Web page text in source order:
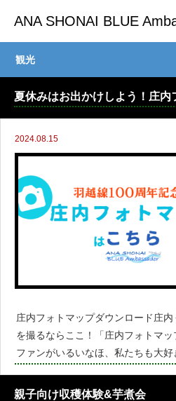
ANA SHONAI BLUE
観光
夏休みはお出かけしよう！庄内
2024.08.15
庄内フォトマップダウンロード庄
を撮るならここ！「庄内フォトマ
ファンがいるいなほ、私たちも大好
らしのフォロワーの皆様に教えてい
親子向け収穫体験&芋煮会